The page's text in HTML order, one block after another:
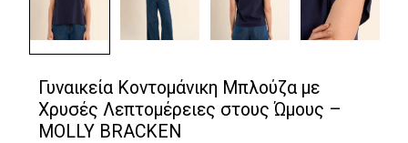
Γυναικεία Κοντομάνικη Μπλούζα με
Χρυσές Λεπτομέρειες στους Ώμους –
MOLLY BRACKEN